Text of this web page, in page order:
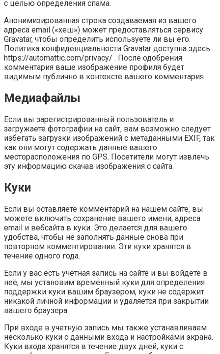
с целью определения спама.
Анонимизированная строка создаваемая из вашего
адреса email («хеш») может предоставляться сервису
Gravatar, чтобы определить используете ли вы его.
Политика конфиденциальности Gravatar доступна здесь:
https://automattic.com/privacy/ . После одобрения
комментария ваше изображение профиля будет
видимым публично в контексте вашего комментария.
Медиафайлы
Если вы зарегистрированный пользователь и
загружаете фотографии на сайт, вам возможно следует
избегать загрузки изображений с метаданными EXIF, так
как они могут содержать данные вашего
месторасположения по GPS. Посетители могут извлечь
эту информацию скачав изображения с сайта.
Куки
Если вы оставляете комментарий на нашем сайте, вы
можете включить сохранение вашего имени, адреса
email и вебсайта в куки. Это делается для вашего
удобства, чтобы не заполнять данные снова при
повторном комментировании. Эти куки хранятся в
течение одного года.
Если у вас есть учетная запись на сайте и вы войдете в
неё, мы установим временный куки для определения
поддержки куки вашим браузером, куки не содержит
никакой личной информации и удаляется при закрытии
вашего браузера.
При входе в учетную запись мы также устанавливаем
несколько куки с данными входа и настройками экрана.
Куки входа хранятся в течение двух дней, куки с